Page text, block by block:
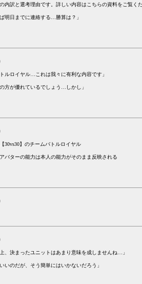
内訳と選考理由です。詳しい内容はこちらの資料をご覧く
明日までに連絡する…勝算は？」
ルロイヤル…これは我々に有利な内容です」
方が優れているでしょう…しかし」
30vs30】のチームバトルロイヤル
バターの能力は本人の能力がそのまま反映される
、決まったユニットはあまり意味を成しませんね…」
のだが、そう簡単にはいかないだろう」